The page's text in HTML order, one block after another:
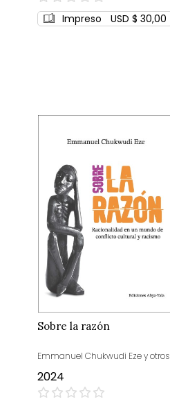
0%
Impreso USD $ 30,00
Sobre la razón
Emmanuel Chukwudi Eze y otros
2024